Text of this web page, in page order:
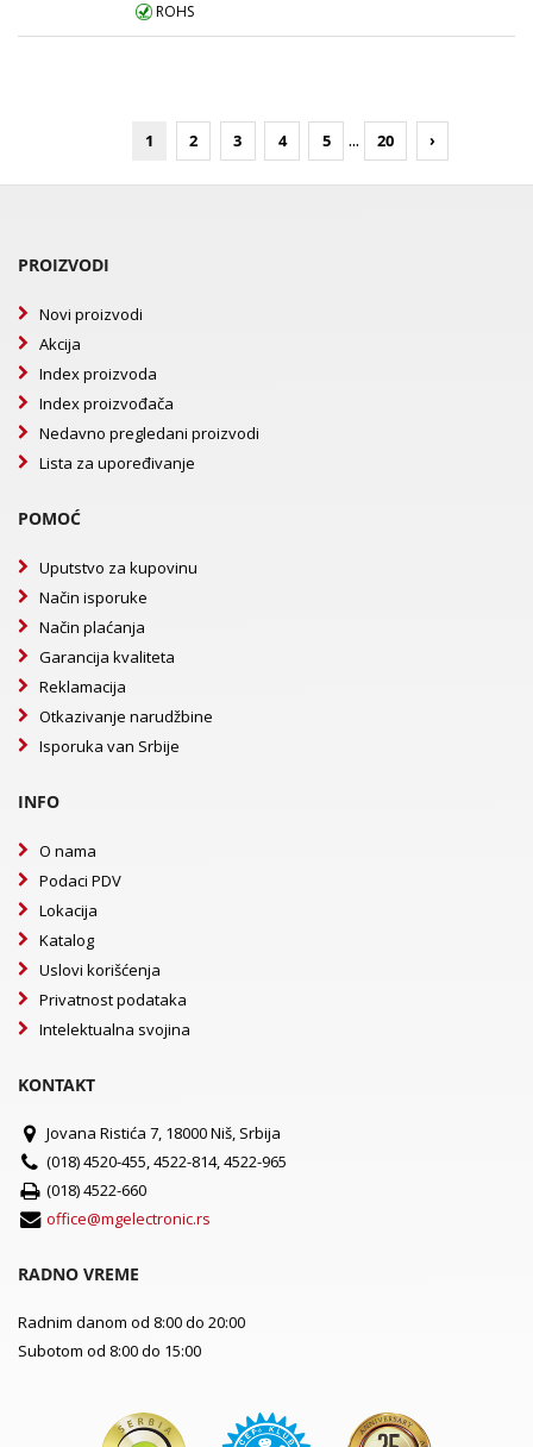
ROHS
1 2 3 4 5 ... 20 ›
PROIZVODI
Novi proizvodi
Akcija
Index proizvoda
Index proizvođača
Nedavno pregledani proizvodi
Lista za upoređivanje
POMOĆ
Uputstvo za kupovinu
Način isporuke
Način plaćanja
Garancija kvaliteta
Reklamacija
Otkazivanje narudžbine
Isporuka van Srbije
INFO
O nama
Podaci PDV
Lokacija
Katalog
Uslovi korišćenja
Privatnost podataka
Intelektualna svojina
KONTAKT
Jovana Ristića 7, 18000 Niš, Srbija
(018) 4520-455, 4522-814, 4522-965
(018) 4522-660
office@mgelectronic.rs
RADNO VREME
Radnim danom od 8:00 do 20:00
Subotom od 8:00 do 15:00